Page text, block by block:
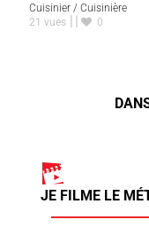
Cuisinier / Cuisinière
21 vues
0
JE FILME LE